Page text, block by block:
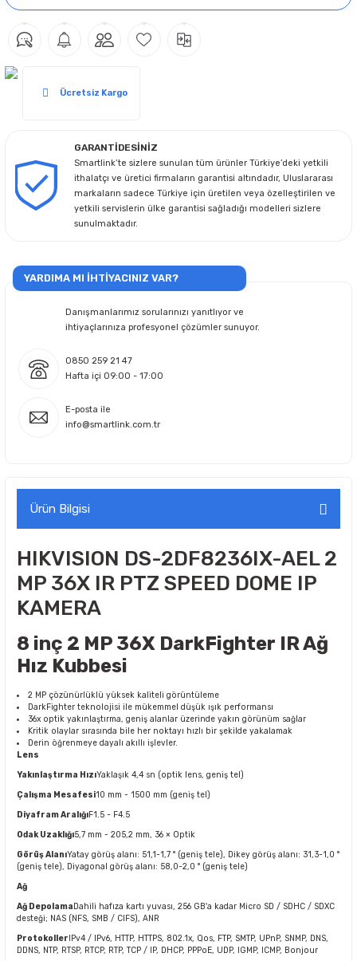
Ücretsiz Kargo
GARANTİDESİNİZ
Smartlink’te sizlere sunulan tüm ürünler Türkiye’deki yetkili
ithalatçı ve üretici firmaların garantisi altındadır, Uluslararası
markaların sadece Türkiye için üretilen veya özelleştirilen ve
yetkili servislerin ülke garantisi sağladığı modelleri sizlere
sunulmaktadır.
YARDIMA MI İHTİYACINIZ VAR?
Danışmanlarımız sorularınızı yanıtlıyor ve
ihtiyaçlarınıza profesyonel çözümler sunuyor.
0850 259 21 47
Hafta içi 09:00 - 17:00
E-posta ile
info@smartlink.com.tr
Ürün Bilgisi
HIKVISION DS-2DF8236IX-AEL 2
MP 36X IR PTZ SPEED DOME IP
KAMERA
8 inç 2 MP 36X DarkFighter IR Ağ
Hız Kubbesi
2 MP çözünürlüklü yüksek kaliteli görüntüleme
DarkFighter teknolojisi ile mükemmel düşük ışık performansı
36x optik yakınlaştırma, geniş alanlar üzerinde yakın görünüm sağlar
Kritik olaylar sırasında bile her noktayı hızlı bir şekilde yakalamak
Derin öğrenmeye dayalı akıllı işlevler.
Lens
Yakınlaştırma HızıYaklaşık 4,4 sn (optik lens, geniş tel)
Çalışma Mesafesi10 mm - 1500 mm (geniş tel)
Diyafram AralığıF1.5 - F4.5
Odak Uzaklığı5,7 mm - 205,2 mm, 36 × Optik
Görüş AlanıYatay görüş alanı: 51,1-1,7 ° (geniş tele), Dikey görüş alanı: 31,3-1,0 °
(geniş tele), Diyagonal görüş alanı: 58,0-2,0 ° (geniş tele)
Ağ
Ağ DepolamaDahili hafıza kartı yuvası, 256 GB'a kadar Micro SD / SDHC / SDXC
desteği; NAS (NFS, SMB / CIFS), ANR
ProtokollerIPv4 / IPv6, HTTP, HTTPS, 802.1x, Qos, FTP, SMTP, UPnP, SNMP, DNS,
DDNS, NTP, RTSP, RTCP, RTP, TCP / IP, DHCP, PPPoE, UDP, IGMP, ICMP, Bonjour